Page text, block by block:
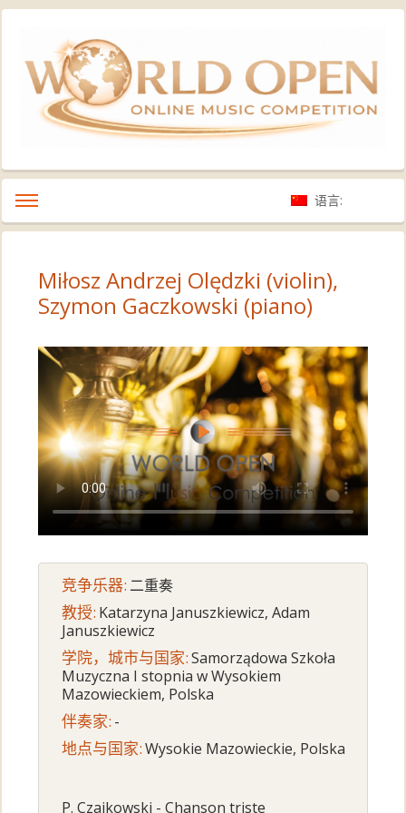
语言:
Miłosz Andrzej Olędzki (violin),
Szymon Gaczkowski (piano)
竞争乐器: 二重奏
教授: Katarzyna Januszkiewicz, Adam
Januszkiewicz
学院，城市与国家:Samorządowa Szkoła
Muzyczna I stopnia w Wysokiem
Mazowieckiem, Polska
伴奏家: -
地点与国家:Wysokie Mazowieckie, Polska
P. Czajkowski - Chanson triste